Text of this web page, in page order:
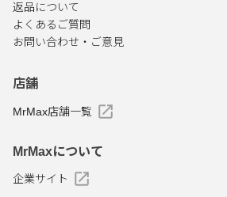
返品について
よくあるご質問
お問い合わせ・ご意見
店舗
MrMax店舗一覧
MrMaxについて
企業サイト